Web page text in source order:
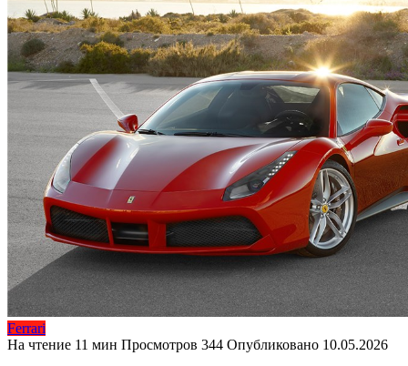
Ferrari
На чтение 11 мин Просмотров 344 Опубликовано 10.05.2026